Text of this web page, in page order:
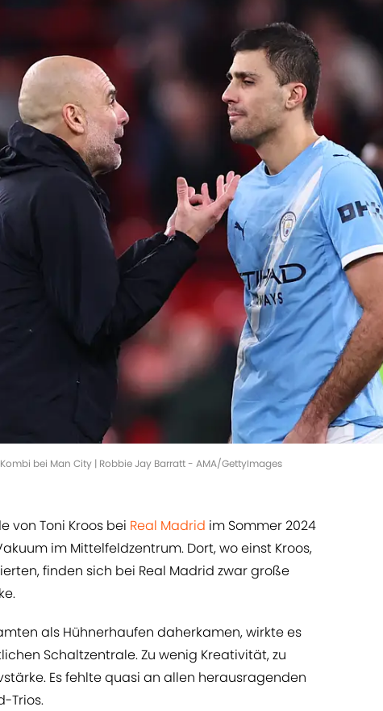
bei Man City | Robbie Jay Barratt - AMA/GettyImages
von Toni Kroos bei Real Madrid im Sommer 2024
im Mittelfeldzentrum. Dort, wo einst Kroos,
finden sich bei Real Madrid zwar große
als Hühnerhaufen daherkamen, wirkte es
Schaltzentrale. Zu wenig Kreativität, zu
Es fehlte quasi an allen herausragenden
Trios.